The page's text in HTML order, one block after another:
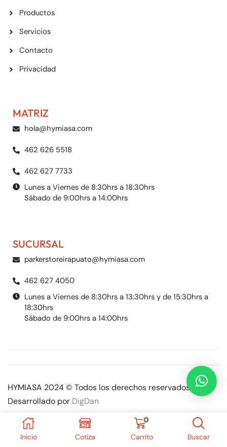
Productos
Servicios
Contacto
Privacidad
MATRIZ
hola@hymiasa.com
462 626 5518
462 627 7733
Lunes a Viernes de 8:30hrs a 18:30hrs
Sábado de 9:00hrs a 14:00hrs
SUCURSAL
parkerstoreirapuato@hymiasa.com
462 627 4050
Lunes a Viernes de 8:30hrs a 13:30hrs y de 15:30hrs a
18:30hrs
Sábado de 9:00hrs a 14:00hrs
HYMIASA 2024 © Todos los derechos reservados |
Desarrollado por DigDan
Inicio Cotiza
0
Carrito Buscar